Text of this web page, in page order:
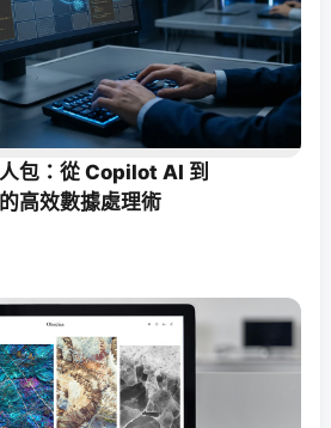
包：從 Copilot AI 到
高效數據處理術